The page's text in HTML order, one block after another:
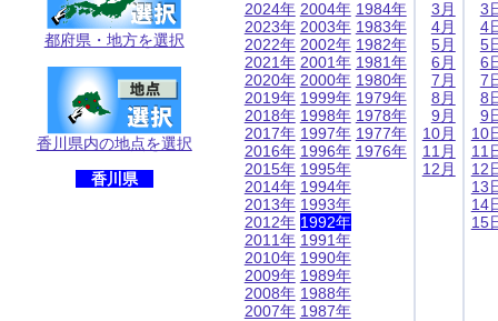
都府県・地方を選択
香川県内の地点を選択
香川県
2024年
2023年
2022年
2021年
2020年
2019年
2018年
2017年
2016年
2015年
2014年
2013年
2012年
2011年
2010年
2009年
2008年
2007年
2004年
2003年
2002年
2001年
2000年
1999年
1998年
1997年
1996年
1995年
1994年
1993年
1992年
1991年
1990年
1989年
1988年
1987年
1984年
1983年
1982年
1981年
1980年
1979年
1978年
1977年
1976年
3月
4月
5月
6月
7月
8月
9月
10月
11月
12月
3
4
5
6
7
8
9
10
11
12
13
14
15